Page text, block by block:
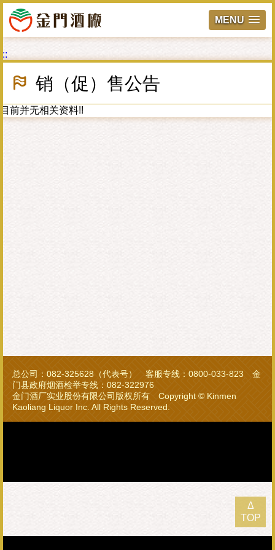
MENU
Δ
TOP
跳
到
容
區
:::
销（促）售公告
目前并无相关资料!!
总公司：082-325628（代表号） 客服专线：0800-033-823 金
门县政府烟酒检举专线：082-322976
金门酒厂实业股份有限公司版权所有 Copyright © Kinmen
Kaoliang Liquor Inc. All Rights Reserved.